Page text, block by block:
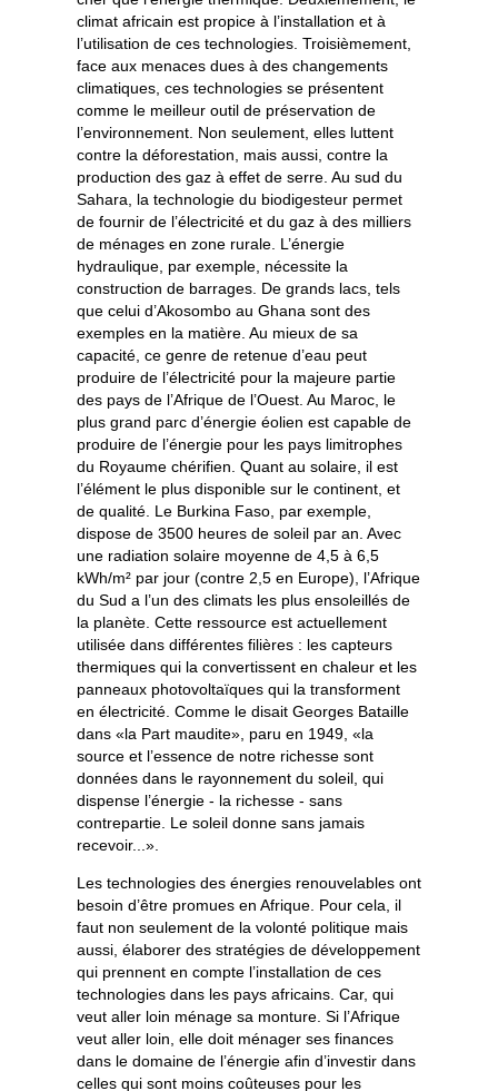
climat africain est propice à l’installation et à
l’utilisation de ces technologies. Troisièmement,
face aux menaces dues à des changements
climatiques, ces technologies se présentent
comme le meilleur outil de préservation de
l’environnement. Non seulement, elles luttent
contre la déforestation, mais aussi, contre la
production des gaz à effet de serre. Au sud du
Sahara, la technologie du biodigesteur permet
de fournir de l’électricité et du gaz à des milliers
de ménages en zone rurale. L’énergie
hydraulique, par exemple, nécessite la
construction de barrages. De grands lacs, tels
que celui d’Akosombo au Ghana sont des
exemples en la matière. Au mieux de sa
capacité, ce genre de retenue d’eau peut
produire de l’électricité pour la majeure partie
des pays de l’Afrique de l’Ouest. Au Maroc, le
plus grand parc d’énergie éolien est capable de
produire de l’énergie pour les pays limitrophes
du Royaume chérifien. Quant au solaire, il est
l’élément le plus disponible sur le continent, et
de qualité. Le Burkina Faso, par exemple,
dispose de 3500 heures de soleil par an. Avec
une radiation solaire moyenne de 4,5 à 6,5
kWh/m² par jour (contre 2,5 en Europe), l’Afrique
du Sud a l’un des climats les plus ensoleillés de
la planète. Cette ressource est actuellement
utilisée dans différentes filières : les capteurs
thermiques qui la convertissent en chaleur et les
panneaux photovoltaïques qui la transforment
en électricité. Comme le disait Georges Bataille
dans «la Part maudite», paru en 1949, «la
source et l’essence de notre richesse sont
données dans le rayonnement du soleil, qui
dispense l’énergie - la richesse - sans
contrepartie. Le soleil donne sans jamais
recevoir...».
Les technologies des énergies renouvelables ont
besoin d’être promues en Afrique. Pour cela, il
faut non seulement de la volonté politique mais
aussi, élaborer des stratégies de développement
qui prennent en compte l’installation de ces
technologies dans les pays africains. Car, qui
veut aller loin ménage sa monture. Si l’Afrique
veut aller loin, elle doit ménager ses finances
dans le domaine de l’énergie afin d’investir dans
celles qui sont moins coûteuses pour les